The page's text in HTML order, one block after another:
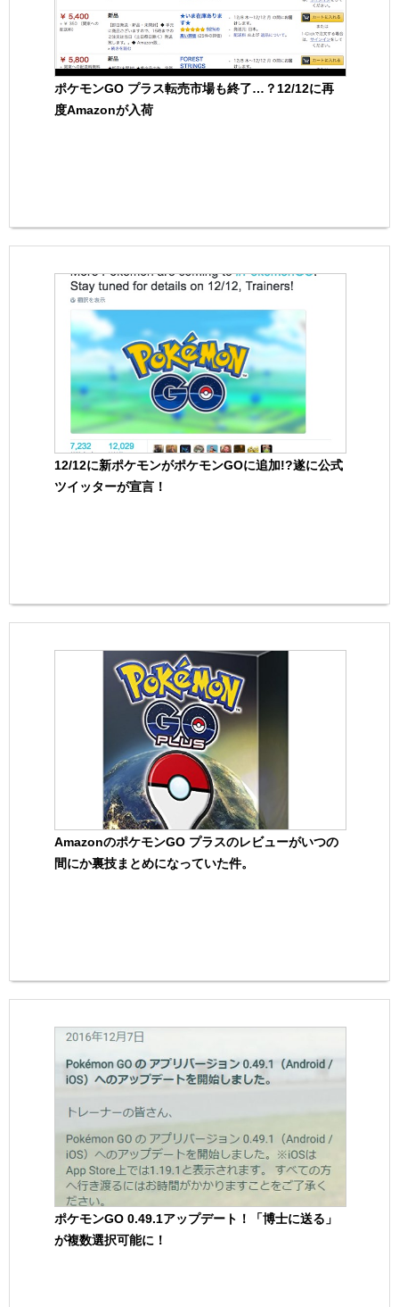
ポケモンGO プラス転売市場も終了…？12/12に再
度Amazonが入荷
12/12に新ポケモンがポケモンGOに追加!?遂に公式
ツイッターが宣言！
AmazonのポケモンGO プラスのレビューがいつの
間にか裏技まとめになっていた件。
ポケモンGO 0.49.1アップデート！「博士に送る」
が複数選択可能に！